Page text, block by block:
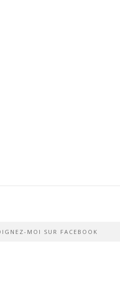
MOI SUR FACEBOOK